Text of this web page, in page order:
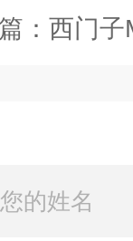
： 西门子